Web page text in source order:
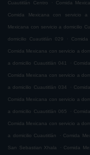
Cuautitlán Centro . Comida
Comida Mexicana con servicio
Mexicana con servicio a domicilio
domicilio Cuautitlán 029 .
Comida Mexicana con servicio a
a domicilio Cuautitlán 041 .
Comida Mexicana con servicio a
a domicilio Cuautitlán 034 .
Comida Mexicana con servicio a
a domicilio Cuautitlán 065 .
Comida Mexicana con servicio a
a domicilio Cuautitlán . Comida
San Sebastian Xhala . Comida